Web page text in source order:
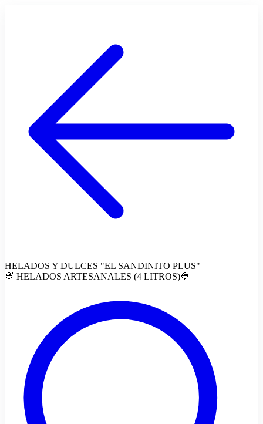
HELADOS Y DULCES "EL SANDINITO PLUS"
🍨 HELADOS ARTESANALES (4 LITROS)🍨